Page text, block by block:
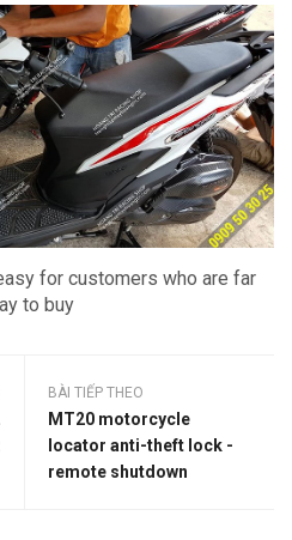
for customers who are far
to buy
BÀI TIẾP THEO
MT20 motorcycle
locator anti-theft lock -
remote shutdown